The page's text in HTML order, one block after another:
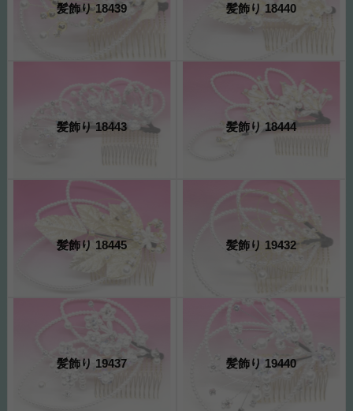
髪飾り 18439 髪飾り 18440
髪飾り 18443 髪飾り 18444
髪飾り 18445 髪飾り 19432
髪飾り 19437 髪飾り 19440